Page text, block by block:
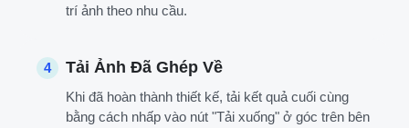
trí ảnh theo nhu cầu.
4 Tải Ảnh Đã Ghép Về
Khi đã hoàn thành thiết kế, tải kết quả cuối cùng
bằng cách nhấp vào nút "Tải xuống" ở góc trên bên